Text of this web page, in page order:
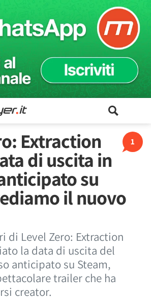
1
Extraction
di uscita in
su
il nuovo
di Level Zero: Extraction
la data di uscita del
anticipato su Steam,
trailer che ha
creator.